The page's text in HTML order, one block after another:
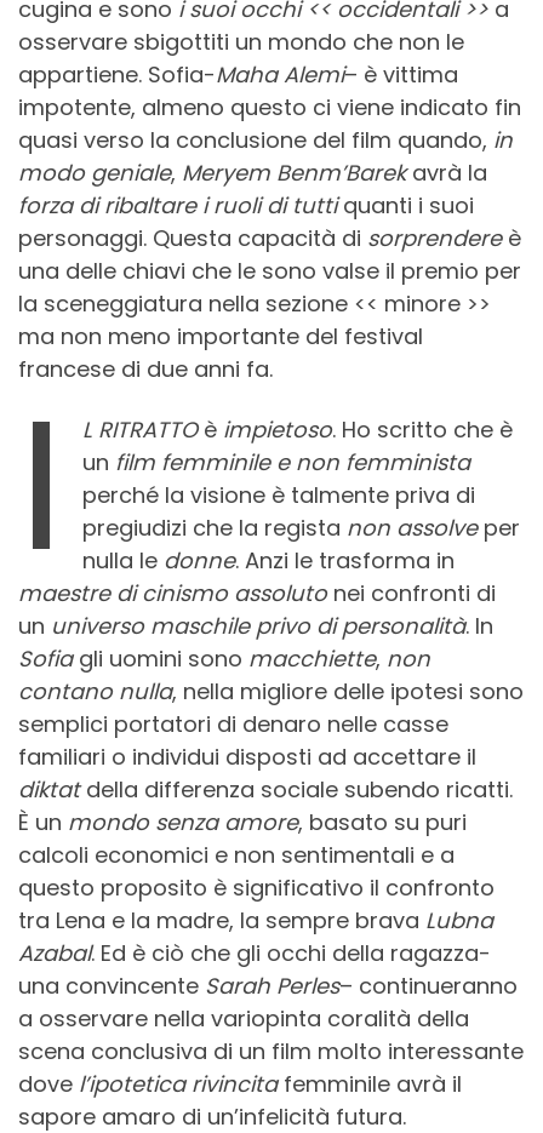
cugina e sono i suoi occhi << occidentali >> a
osservare sbigottiti un mondo che non le
appartiene. Sofia-Maha Alemi– è vittima
impotente, almeno questo ci viene indicato fin
quasi verso la conclusione del film quando, in
modo geniale, Meryem Benm’Barekavrà la
forza di ribaltare i ruoli di tuttiquanti i suoi
personaggi. Questa capacità di sorprendereè
una delle chiavi che le sono valse il premio per
la sceneggiatura nella sezione << minore >>
ma non meno importante del festival
francese di due anni fa.
I L RITRATTOè impietoso. Ho scritto che è
un film femminile e non femminista
perché la visione è talmente priva di
pregiudizi che la regista non assolveper
nulla le donne. Anzi le trasforma in
maestre di cinismo assolutonei confronti di
un universo maschile privo di personalità. In
Sofiagli uomini sono macchiette, non
contano nulla, nella migliore delle ipotesi sono
semplici portatori di denaro nelle casse
familiari o individui disposti ad accettare il
diktatdella differenza sociale subendo ricatti.
È un mondo senza amore, basato su puri
calcoli economici e non sentimentali e a
questo proposito è significativo il confronto
tra Lena e la madre, la sempre brava Lubna
Azabal. Ed è ciò che gli occhi della ragazza-
una convincente Sarah Perles– continueranno
a osservare nella variopinta coralità della
scena conclusiva di un film molto interessante
dove l’ipotetica rivincitafemminile avrà il
sapore amaro di un’infelicità futura.